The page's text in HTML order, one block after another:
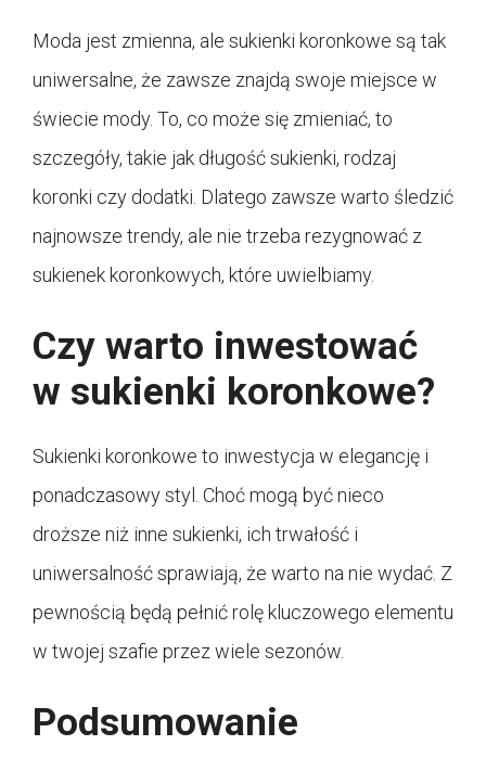
Moda jest zmienna, ale sukienki koronkowe są tak
uniwersalne, że zawsze znajdą swoje miejsce w
świecie mody. To, co może się zmieniać, to
szczegóły, takie jak długość sukienki, rodzaj
koronki czy dodatki. Dlatego zawsze warto śledzić
najnowsze trendy, ale nie trzeba rezygnować z
sukienek koronkowych, które uwielbiamy.
Czy warto inwestować
w sukienki koronkowe?
Sukienki koronkowe to inwestycja w elegancję i
ponadczasowy styl. Choć mogą być nieco
droższe niż inne sukienki, ich trwałość i
uniwersalność sprawiają, że warto na nie wydać. Z
pewnością będą pełnić rolę kluczowego elementu
w twojej szafie przez wiele sezonów.
Podsumowanie